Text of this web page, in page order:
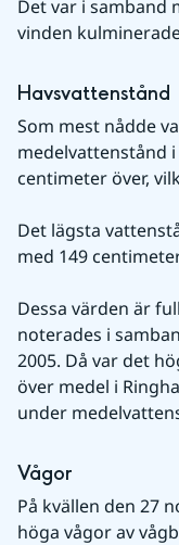
Det var i samband
vinden
Havsvattenstånd
Som mest nådde
medelvattenstånd i
centimeter över,
Det lägsta
med 149
Dessa värden är
noterades i
2005. Då var det
över medel i
under
Vågor
På kvällen den 27
höga vågor av